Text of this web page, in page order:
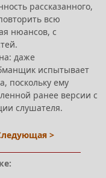
рассказанного,
всю
нюансов, с
даже
испытывает
поскольку ему
ранее версии с
слушателя.
>